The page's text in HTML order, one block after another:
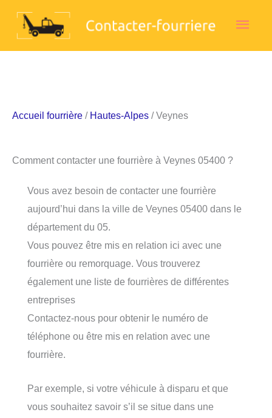
Accueil fourrière / Hautes-Alpes / Veynes
Comment contacter une fourrière à Veynes 05400 ?
Vous avez besoin de contacter une fourrière
aujourd’hui dans la ville de Veynes 05400 dans le
département du 05.
Vous pouvez être mis en relation ici avec une
fourrière ou remorquage. Vous trouverez
également une liste de fourrières de différentes
entreprises
Contactez-nous pour obtenir le numéro de
téléphone ou être mis en relation avec une
fourrière.
Par exemple, si votre véhicule à disparu et que
vous souhaitez savoir s’il se situe dans une